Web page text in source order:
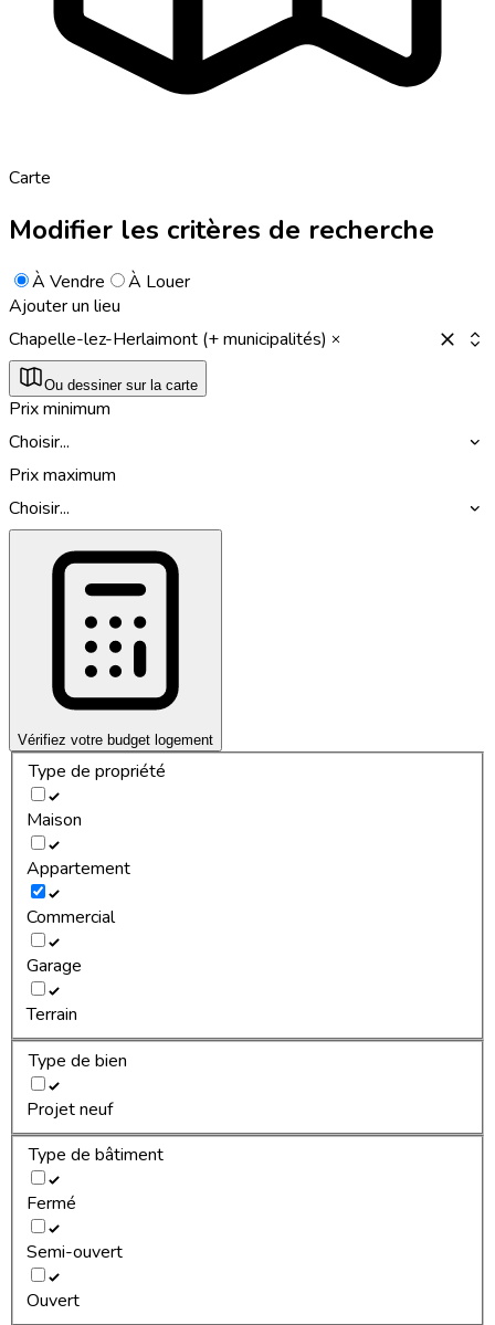
Carte
Modifier les critères de recherche
À Vendre
À Louer
Ajouter un lieu
Chapelle-lez-Herlaimont (+ municipalités)
Ou dessiner sur la carte
Prix minimum
Choisir...
Prix maximum
Choisir...
Vérifiez votre budget logement
Type de propriété
Maison
Appartement
Commercial
Garage
Terrain
Type de bien
Projet neuf
Type de bâtiment
Fermé
Semi-ouvert
Ouvert